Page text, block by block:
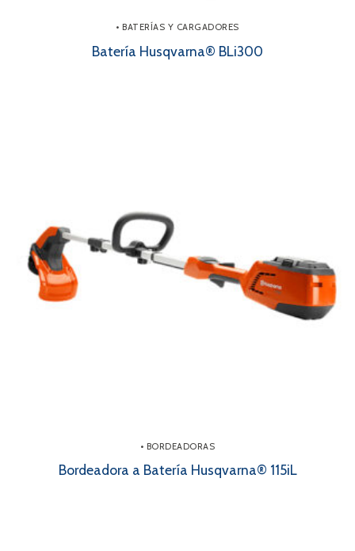
• BATERÍAS Y CARGADORES
Batería Husqvarna® BLi300
• BORDEADORAS
Bordeadora a Batería Husqvarna® 115iL